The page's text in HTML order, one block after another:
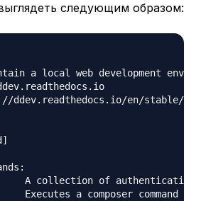
следующим образом:
a local web development
ddev.readthedocs.io/en/stable/
A collection of authentication
Executes a composer command